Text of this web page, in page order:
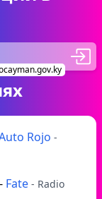
Rojo -
- Fate - Radio